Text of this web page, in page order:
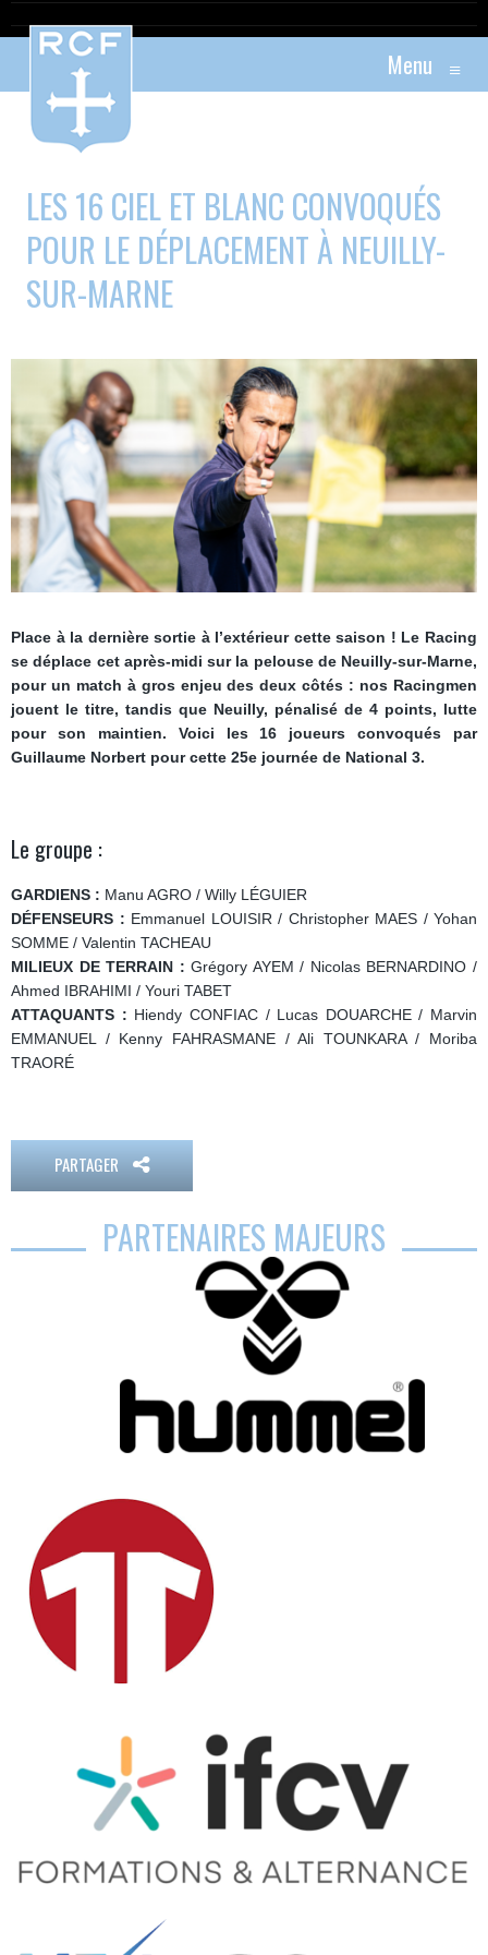
Menu ≡
LES 16 CIEL ET BLANC CONVOQUÉS
POUR LE DÉPLACEMENT À NEUILLY-
SUR-MARNE
Place à la dernière sortie à l’extérieur cette saison ! Le Racing
se déplace cet après-midi sur la pelouse de Neuilly-sur-Marne,
pour un match à gros enjeu des deux côtés : nos Racingmen
jouent le titre, tandis que Neuilly, pénalisé de 4 points, lutte
pour son maintien. Voici les 16 joueurs convoqués par
Guillaume Norbert pour cette 25e journée de National 3.
Le groupe :
GARDIENS : Manu AGRO / Willy LÉGUIER
DÉFENSEURS : Emmanuel LOUISIR / Christopher MAES / Yohan
SOMME / Valentin TACHEAU
MILIEUX DE TERRAIN : Grégory AYEM / Nicolas BERNARDINO /
Ahmed IBRAHIMI / Youri TABET
ATTAQUANTS : Hiendy CONFIAC / Lucas DOUARCHE / Marvin
EMMANUEL / Kenny FAHRASMANE / Ali TOUNKARA / Moriba
TRAORÉ
PARTAGER
PARTENAIRES MAJEURS